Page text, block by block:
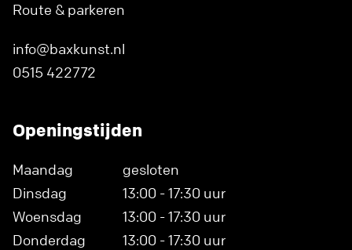
Route & parkeren
info@baxkunst.nl
0515 422772
Openingstijden
Maandag
gesloten
Dinsdag
13:00 - 17:30 uur
Woensdag
13:00 - 17:30 uur
Donderdag
13:00 - 17:30 uur